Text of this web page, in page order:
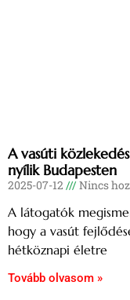
A vasúti
nyílik Budapesten
2025-07-12 Nincs
A látogatók
hogy a vasút
hétköznapi életre
Tovább olvasom »